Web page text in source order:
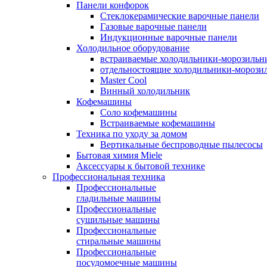
Панели конфорок
Стеклокерамические варочные панели
Газовые варочные панели
Индукционные варочные панели
Холодильное оборудование
встраиваемые холодильники-
отдельностоящие холодильники-
Master Cool
Винный холодильник
Кофемашины
Cоло кофемашины
Встраиваемые кофемашины
Техника по уходу за домом
Вертикальные беспроводные пылесосы
Бытовая химия Miele
Аксессуары к бытовой технике
Профессиональная техника
Профессиональные
гладильные машины
Профессиональные
сушильные машины
Профессиональные
стиральные машины
Профессиональные
посудомоечные машины